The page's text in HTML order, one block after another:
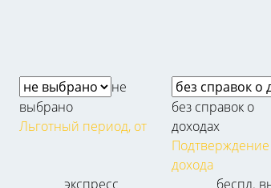
не
выбрано
Льготный период, от
без справок о
доходах
Подтверждение
дохода
экспресс
беспл.